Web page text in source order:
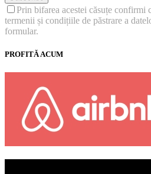
Prin bifarea acestei căsuțe confirmi
termenii și condițiile de păstrare a
formular.
PROFITĂ ACUM